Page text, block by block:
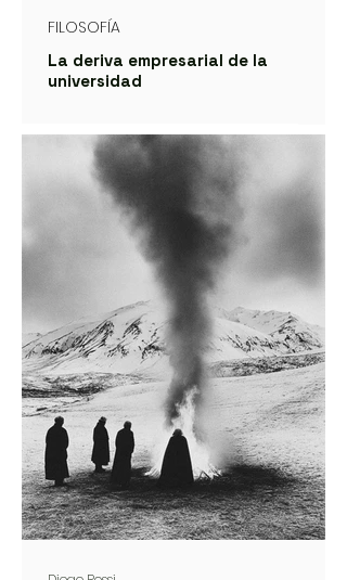
La deriva empresarial de la
universidad
FILOSOFÍA